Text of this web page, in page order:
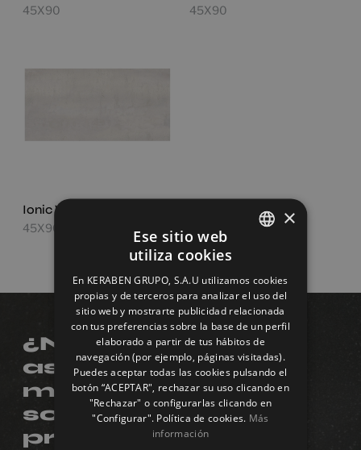
45X90 45X90
Ionic White
45X90
¿Necesitas
asesoramiento o
más información
sobre algún
producto?
ENGLISH
FRENCH
GERMAN
×
Ese sitio web
utiliza cookies
En KERABEN GRUPO, S.A.U utilizamos cookies
propias y de terceros para analizar el uso del
sitio web y mostrarte publicidad relacionada
con tus preferencias sobre la base de un perfil
elaborado a partir de tus hábitos de
navegación (por ejemplo, páginas visitadas).
Puedes aceptar todas las cookies pulsando el
botón “ACEPTAR", rechazar su uso clicando en
"Rechazar" o configurarlas clicando en
"Configurar". Política de cookies. Más
información